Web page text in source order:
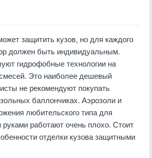
защитить кузов, но для каждого
должен быть индивидуальным.
гидрофобные технологии на
Это наиболее дешевый
не рекомендуют покупать
баллончиках. Аэрозоли и
любительского типа для
руками работают очень плохо. Стоит
отделки кузова защитными